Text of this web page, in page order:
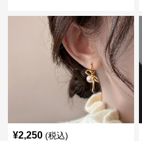
¥2,250 (税込)